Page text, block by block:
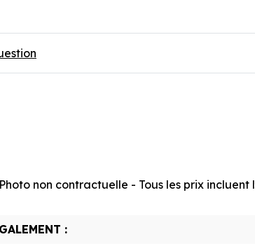
Photo non contractuelle - Tous les prix
: